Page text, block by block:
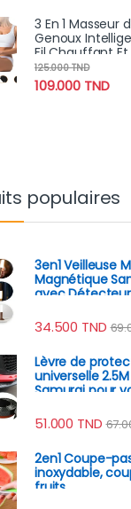
3 En 1 Masseur
Genoux
Fil Chauffant
pour Douleurs
Articulaires Avec
Modes De
109.000 TND
125.000TND
populaires
3en1 Veilleuse
Magnétique
avec
34.500 TND
Lèvre de
universelle
Samurai pour
51.000 TND
2en1 Coupe-
inoxydable,
fruits